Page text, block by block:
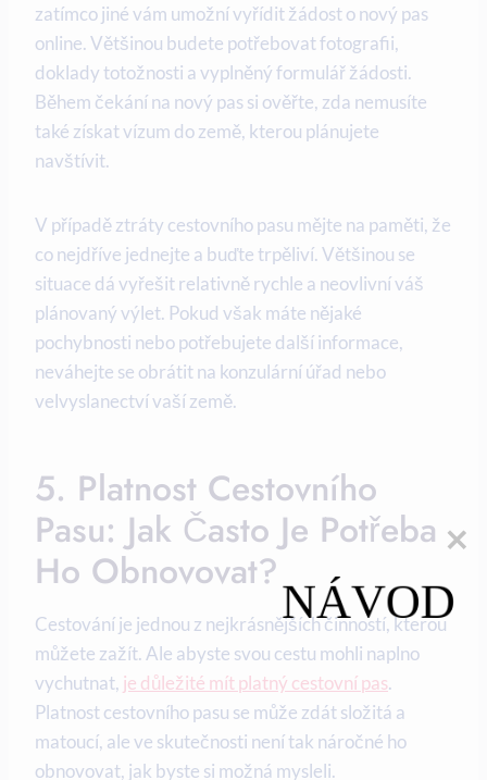
zatímco jiné vám umožní vyřídit žádost o nový pas
online. Většinou budete potřebovat fotografii,
doklady totožnosti a vyplněný formulář žádosti.
Během čekání na nový pas si ověřte, zda nemusíte
také získat vízum do země, kterou plánujete
navštívit.
V případě ztráty cestovního pasu mějte na paměti, že
co nejdříve jednejte a buďte trpěliví. Většinou se
situace dá vyřešit relativně rychle a neovlivní váš
plánovaný výlet. Pokud však máte nějaké
pochybnosti nebo potřebujete další informace,
neváhejte se obrátit na konzulární úřad nebo
velvyslanectví vaší země.
5. Platnost Cestovního
Pasu: Jak Často Je Potřeba
Ho Obnovovat?
Cestování je jednou z nejkrásnějších činností, kterou
můžete zažít. Ale abyste svou cestu mohli naplno
vychutnat, je důležité mít platný cestovní pas.
Platnost cestovního pasu se může zdát složitá a
matoucí, ale ve skutečnosti není tak náročné ho
obnovovat, jak byste si možná mysleli.
NÁVOD